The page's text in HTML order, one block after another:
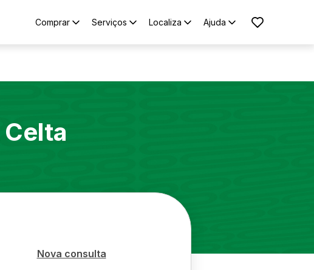
Comprar Serviços Localiza Ajuda
Celta
Nova consulta